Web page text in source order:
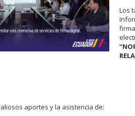
Los
aportes y la asistencia de: